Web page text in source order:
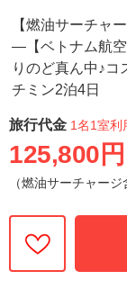
【燃油サーチャ
―【ベトナム航
りのど真ん中♪コ
チミン2泊4日
旅行代金 1名1室利
125,800円
（燃油サーチャー